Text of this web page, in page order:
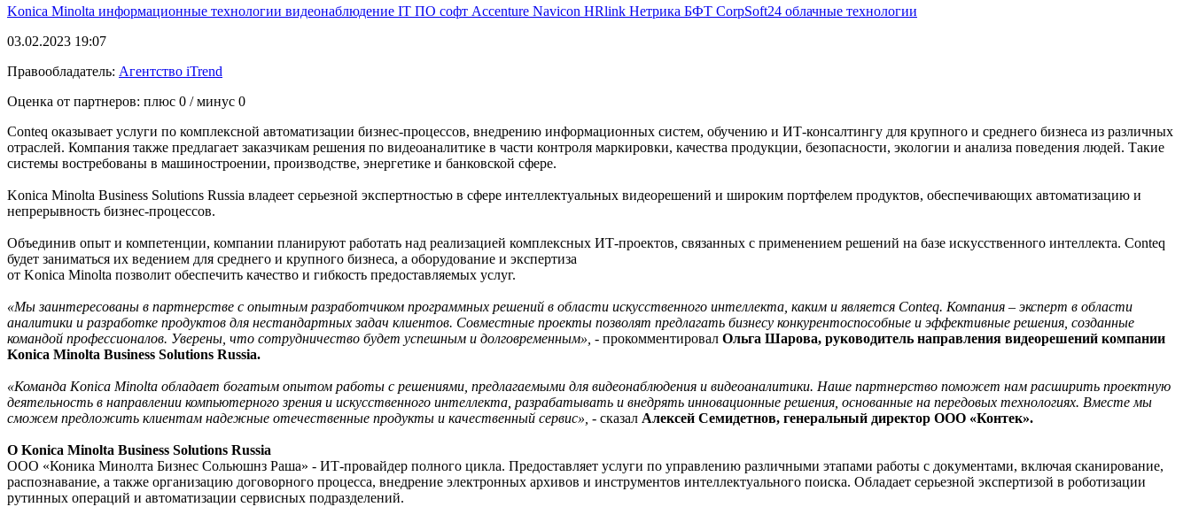
Konica Minolta информационные технологии видеонаблюдение IT ПО софт Accenture Navicon HRlink Нетрика БФТ CorpSoft24 облачные технологии
03.02.2023 19:07
Правообладатель: Агентство iTrend
Оценка от партнеров: плюс 0 / минус 0
Conteq оказывает услуги по комплексной автоматизации бизнес-процессов, внедрению информационных систем, обучению и ИТ-консалтингу для крупного и среднего бизнеса из различных
отраслей. Компания также предлагает заказчикам решения по видеоаналитике в части контроля маркировки, качества продукции, безопасности, экологии и анализа поведения людей. Такие
системы востребованы в машиностроении, производстве, энергетике и банковской сфере.
Konica Minolta Business Solutions Russia владеет серьезной экспертностью в сфере интеллектуальных видеорешений и широким портфелем продуктов, обеспечивающих автоматизацию и
непрерывность бизнес-процессов.
Объединив опыт и компетенции, компании планируют работать над реализацией комплексных ИТ-проектов, связанных с применением решений на базе искусственного интеллекта. Conteq
будет заниматься их ведением для среднего и крупного бизнеса, а оборудование и экспертиза
от Konica Minolta позволит обеспечить качество и гибкость предоставляемых услуг.
«Мы заинтересованы в партнерстве с опытным разработчиком программных решений в области искусственного интеллекта, каким и является Conteq. Компания – эксперт в области
аналитики и разработке продуктов для нестандартных задач клиентов. Совместные проекты позволят предлагать бизнесу конкурентоспособные и эффективные решения, созданные
командой профессионалов. Уверены, что сотрудничество будет успешным и долговременным», - прокомментировал Ольга Шарова, руководитель направления видеорешений компании
Konica Minolta Business Solutions Russia.
«Команда Konica Minolta обладает богатым опытом работы с решениями, предлагаемыми для видеонаблюдения и видеоаналитики. Наше партнерство поможет нам расширить проектную
деятельность в направлении компьютерного зрения и искусственного интеллекта, разрабатывать и внедрять инновационные решения, основанные на передовых технологиях. Вместе мы
сможем предложить клиентам надежные отечественные продукты и качественный сервис», - сказал Алексей Семидетнов, генеральный директор ООО «Контек».
О Konica Minolta Business Solutions Russia
ООО «Коника Минолта Бизнес Сольюшнз Раша» - ИТ-провайдер полного цикла. Предоставляет услуги по управлению различными этапами работы с документами, включая сканирование,
распознавание, а также организацию договорного процесса, внедрение электронных архивов и инструментов интеллектуального поиска. Обладает серьезной экспертизой в роботизации
рутинных операций и автоматизации сервисных подразделений.